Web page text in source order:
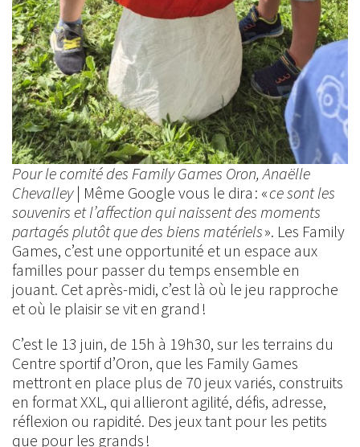
Pour le comité des Family Games Oron, Anaëlle
Chevalley| Même Google vous le dira : «ce sont les
souvenirs et l’affection qui naissent des moments
partagés plutôt que des biens matériels». Les Family
Games, c’est une opportunité et un espace aux
familles pour passer du temps ensemble en
jouant. Cet après-midi, c’est là où le jeu rapproche
et où le plaisir se vit en grand !
C’est le 13 juin, de 15h à 19h30, sur les terrains du
Centre sportif d’Oron, que les Family Games
mettront en place plus de 70 jeux variés, construits
en format XXL, qui allieront agilité, défis, adresse,
réflexion ou rapidité. Des jeux tant pour les petits
que pour les grands !